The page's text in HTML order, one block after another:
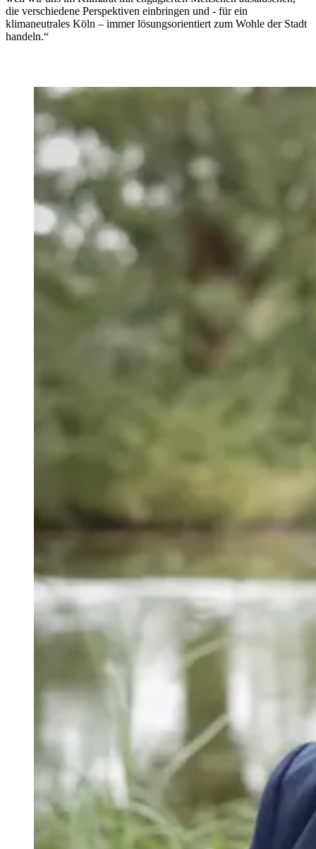
die verschiedene Perspektiven einbringen und - für ein
klimaneutrales Köln – immer lösungsorientiert zum Wohle der Stadt
handeln.“